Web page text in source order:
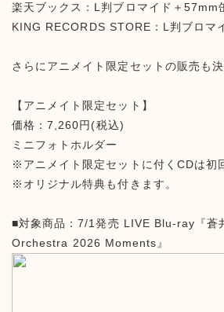
楽天ブックス：L判ブロマイド＋57mm
KING RECORDS STORE：L判ブロマ
さらにアニメイト限定セットの販売も決
【アニメイト限定セット】
価格：7,260円(税込)
ミニフォトホルダー
※アニメイト限定セットに付くCDは初
※オリジナル特典も付きます。
■対象商品：7/1発売 LIVE Blu-ray『蒼
Orchestra 2026 Moments』